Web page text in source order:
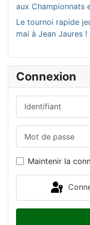
aux Championnats
Le tournoi rapide
mai à Jean Jaures !
Connexion
Maintenir la